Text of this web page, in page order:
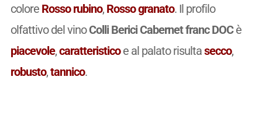
colore Rosso rubino, Rosso granato. Il profilo
olfattivo del vinoColli Berici Cabernet franc DOCè
piacevole,caratteristicoe al palato risultasecco,
robusto,tannico.